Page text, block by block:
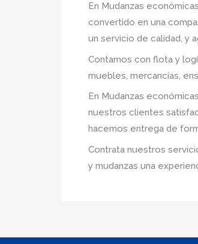
En Mudanzas
convertido en una
un servicio de calidad, y
Contamos con flota y
muebles, mercancías,
En Mudanzas
nuestros clientes
hacemos entrega de
Contrata nuestros
y mudanzas una